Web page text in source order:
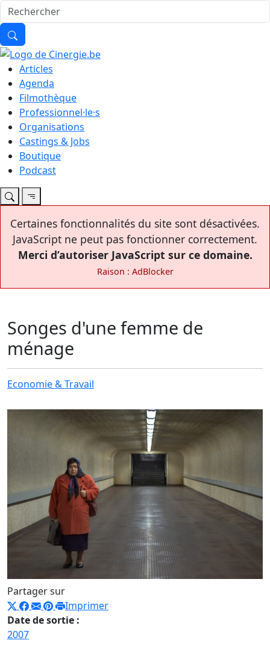
Articles
Agenda
Filmothèque
Professionnel·le·s
Organisations
Castings & Jobs
Boutique
Podcast
Certaines fonctionnalités du site sont désactivées.
JavaScript ne peut pas fonctionner correctement.
Merci d’autoriser JavaScript sur ce domaine.
Raison : AdBlocker
Songes d'une femme de
ménage
Economie & Travail
Partager sur
Imprimer
Date de sortie :
2007